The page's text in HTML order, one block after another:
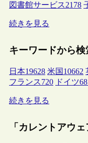
図書館サービス2178
続きを見る
キーワードから検
日本19628 米国 10662
フランス720 ドイツ
続きを見る
「カレントアウ